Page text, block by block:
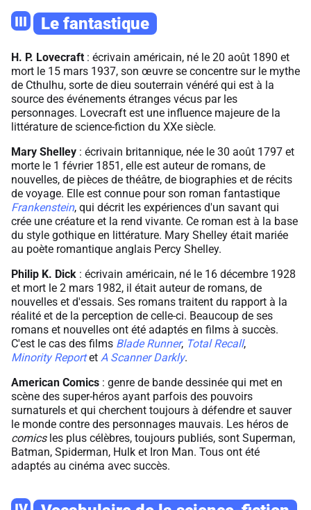
III Le fantastique
H. P. Lovecraft : écrivain américain, né le 20 août 1890 et
mort le 15 mars 1937, son œuvre se concentre sur le mythe
de Cthulhu, sorte de dieu souterrain vénéré qui est à la
source des événements étranges vécus par les
personnages. Lovecraft est une influence majeure de la
littérature de science-fiction du XXe siècle.
Mary Shelley : écrivain britannique, née le 30 août 1797 et
morte le 1 février 1851, elle est auteur de romans, de
nouvelles, de pièces de théâtre, de biographies et de récits
de voyage. Elle est connue pour son roman fantastique
Frankenstein, qui décrit les expériences d'un savant qui
crée une créature et la rend vivante. Ce roman est à la base
du style gothique en littérature. Mary Shelley était mariée
au poète romantique anglais Percy Shelley.
Philip K. Dick : écrivain américain, né le 16 décembre 1928
et mort le 2 mars 1982, il était auteur de romans, de
nouvelles et d'essais. Ses romans traitent du rapport à la
réalité et de la perception de celle-ci. Beaucoup de ses
romans et nouvelles ont été adaptés en films à succès.
C'est le cas des films Blade Runner, Total Recall,
Minority Reportet A Scanner Darkly.
American Comics : genre de bande dessinée qui met en
scène des super-héros ayant parfois des pouvoirs
surnaturels et qui cherchent toujours à défendre et sauver
le monde contre des personnages mauvais. Les héros de
comicsles plus célèbres, toujours publiés, sont Superman,
Batman, Spiderman, Hulk et Iron Man. Tous ont été
adaptés au cinéma avec succès.